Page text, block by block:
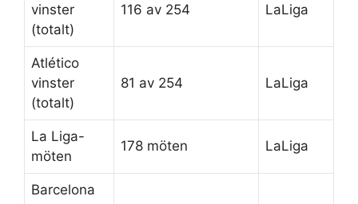
vinster
(totalt)
116 av 254 LaLiga
Atlético
vinster
(totalt)
81 av 254 LaLiga
La Liga-
möten
178 möten LaLiga
Barcelona